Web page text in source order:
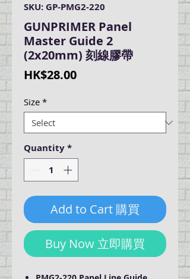
SKU: GP-PMG2-220
GUNPRIMER Panel
Master Guide 2
(2x20mm) 刻線膠帶
HK$28.00Price
Size *
Quantity*
Add to Cart 購買
Buy Now 立即購買